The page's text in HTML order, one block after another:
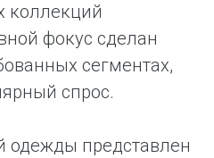
коллекций
фокус сделан
сегментах,
спрос.
одежды представлен